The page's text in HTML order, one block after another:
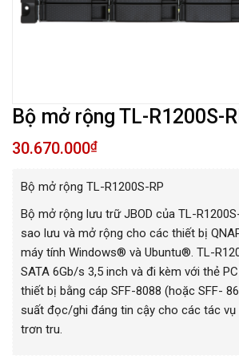
Bộ mở rộng TL-R1200S-
30.670.000₫
Bộ mở rộng TL-R1200S-RP
Bộ mở rộng lưu trữ JBOD của TL-
sao lưu và mở rộng cho các thiết bị
máy tính Windows® và Ubuntu®. TL-
SATA 6Gb/s 3,5 inch và đi kèm với thẻ
thiết bị bằng cáp SFF-8088 (hoặc SFF-
suất đọc/ghi đáng tin cậy cho các tác
trơn tru.